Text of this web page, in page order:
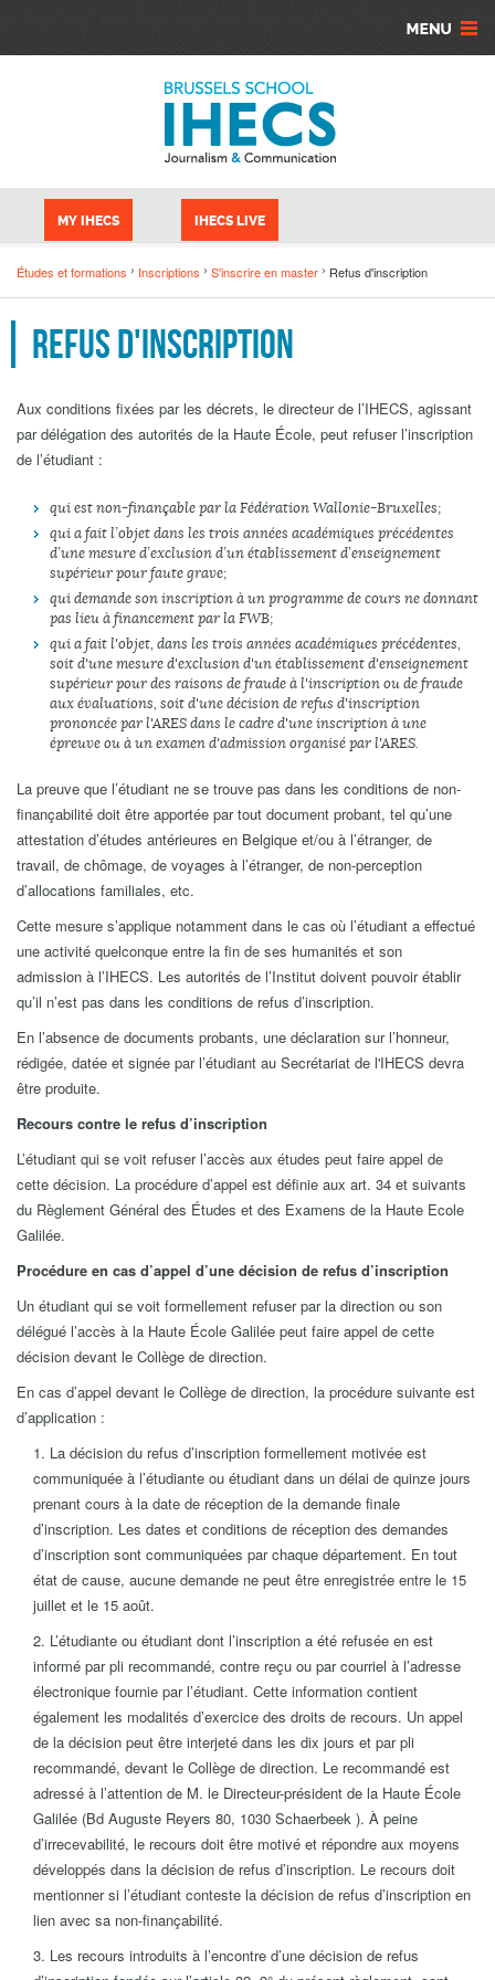
MY IHECS IHECS LIVE
Études et formations Inscriptions S'inscrire en master Refus d'inscription
Refus d'inscription
Aux conditions fixées par les décrets, le directeur de l’IHECS, agissant
par délégation des autorités de la Haute École, peut refuser l’inscription
de l’étudiant :
qui est non-finançable par la Fédération Wallonie-Bruxelles ;
qui a fait l’objet dans les trois années académiques précédentes
d’une mesure d’exclusion d’un établissement d’enseignement
supérieur pour faute grave;
qui demande son inscription à un programme de cours ne donnant
pas lieu à financement par la FWB;
qui a fait l'objet, dans les trois années académiques précédentes,
soit d'une mesure d'exclusion d'un établissement d'enseignement
supérieur pour des raisons de fraude à l'inscription ou de fraude
aux évaluations, soit d'une décision de refus d'inscription
prononcée par l'ARES dans le cadre d'une inscription à une
épreuve ou à un examen d'admission organisé par l'ARES.
La preuve que l’étudiant ne se trouve pas dans les conditions de non-
finançabilité doit être apportée par tout document probant, tel qu’une
attestation d’études antérieures en Belgique et/ou à l’étranger, de
travail, de chômage, de voyages à l’étranger, de non-perception
d’allocations familiales, etc.
Cette mesure s’applique notamment dans le cas où l’étudiant a effectué
une activité quelconque entre la fin de ses humanités et son
admission à l’IHECS. Les autorités de l’Institut doivent pouvoir établir
qu’il n’est pas dans les conditions de refus d’inscription.
En l’absence de documents probants, une déclaration sur l’honneur,
rédigée, datée et signée par l’étudiant au Secrétariat de l'IHECS devra
être produite.
Recours contre le refus d’inscription
L’étudiant qui se voit refuser l’accès aux études peut faire appel de
cette décision. La procédure d’appel est définie aux art. 34 et suivants
du Règlement Général des Études et des Examens de la Haute Ecole
Galilée.
Procédure en cas d’appel d’une décision de refus d’inscription
Un étudiant qui se voit formellement refuser par la direction ou son
délégué l’accès à la Haute École Galilée peut faire appel de cette
décision devant le Collège de direction.
En cas d’appel devant le Collège de direction, la procédure suivante est
d’application :
1. La décision du refus d’inscription formellement motivée est
communiquée à l’étudiante ou étudiant dans un délai de quinze jours
prenant cours à la date de réception de la demande finale
d’inscription. Les dates et conditions de réception des demandes
d’inscription sont communiquées par chaque département. En tout
état de cause, aucune demande ne peut être enregistrée entre le 15
juillet et le 15 août.
2. L’étudiante ou étudiant dont l’inscription a été refusée en est
informé par pli recommandé, contre reçu ou par courriel à l’adresse
électronique fournie par l’étudiant. Cette informa­tion contient
également les modalités d’exercice des droits de recours. Un appel
de la décision peut être interjeté dans les dix jours et par pli
recommandé, devant le Collège de direction. Le recommandé est
adressé à l’attention de M. le Directeur-président de la Haute École
Galilée (Bd Auguste Reyers 80, 1030 Schaerbeek ). À peine
d’irrecevabilité, le recours doit être motivé et répondre aux moyens
développés dans la décision de refus d’inscription. Le recours doit
mentionner si l’étudiant conteste la décision de refus d’inscription en
lien avec sa non-finançabilité.
3. Les recours introduits à l’encontre d’une décision de refus